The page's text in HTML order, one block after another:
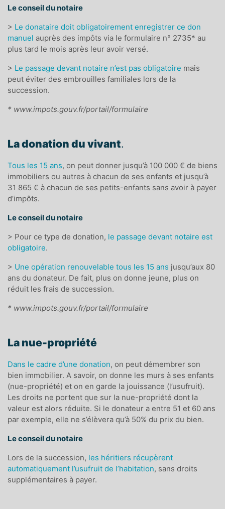
Le conseil du notaire
> Le donataire doit obligatoirement enregistrer ce don
manuel auprès des impôts via le formulaire n° 2735* au
plus tard le mois après leur avoir versé.
> Le passage devant notaire n’est pas obligatoire mais
peut éviter des embrouilles familiales lors de la
succession.
* www.impots.gouv.fr/portail/formulaire
La donation du vivant.
Tous les 15 ans, on peut donner jusqu’à 100 000 € de biens
immobiliers ou autres à chacun de ses enfants et jusqu’à
31 865 € à chacun de ses petits-enfants sans avoir à payer
d’impôts.
Le conseil du notaire
> Pour ce type de donation, le passage devant notaire est
obligatoire.
> Une opération renouvelable tous les 15 ans jusqu’aux 80
ans du donateur. De fait, plus on donne jeune, plus on
réduit les frais de succession.
* www.impots.gouv.fr/portail/formulaire
La nue-propriété
Dans le cadre d’une donation, on peut démembrer son
bien immobilier. A savoir, on donne les murs à ses enfants
(nue-propriété) et on en garde la jouissance (l’usufruit).
Les droits ne portent que sur la nue-propriété dont la
valeur est alors réduite. Si le donateur a entre 51 et 60 ans
par exemple, elle ne s’élèvera qu’à 50% du prix du bien.
Le conseil du notaire
Lors de la succession, les héritiers récupèrent
automatiquement l’usufruit de l’habitation, sans droits
supplémentaires à payer.